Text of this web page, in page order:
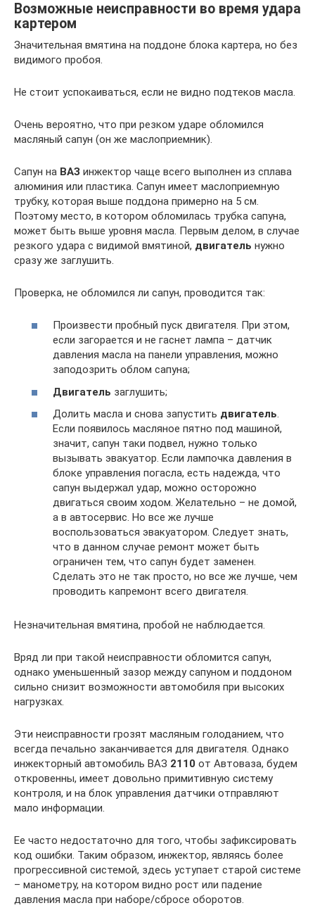
Возможные неисправности во время удара
картером
Значительная вмятина на поддоне блока картера, но без
видимого пробоя.
Не стоит успокаиваться, если не видно подтеков масла.
Очень вероятно, что при резком ударе обломился
масляный сапун (он же маслоприемник).
Сапун на ВАЗ инжектор чаще всего выполнен из сплава
алюминия или пластика. Сапун имеет маслоприемную
трубку, которая выше поддона примерно на 5 см.
Поэтому место, в котором обломилась трубка сапуна,
может быть выше уровня масла. Первым делом, в случае
резкого удара с видимой вмятиной, двигатель нужно
сразу же заглушить.
Проверка, не обломился ли сапун, проводится так:
Произвести пробный пуск двигателя. При этом,
если загорается и не гаснет лампа – датчик
давления масла на панели управления, можно
заподозрить облом сапуна;
Двигатель заглушить;
Долить масла и снова запустить двигатель.
Если появилось масляное пятно под машиной,
значит, сапун таки подвел, нужно только
вызывать эвакуатор. Если лампочка давления в
блоке управления погасла, есть надежда, что
сапун выдержал удар, можно осторожно
двигаться своим ходом. Желательно – не домой,
а в автосервис. Но все же лучше
воспользоваться эвакуатором. Следует знать,
что в данном случае ремонт может быть
ограничен тем, что сапун будет заменен.
Сделать это не так просто, но все же лучше, чем
проводить капремонт всего двигателя.
Незначительная вмятина, пробой не наблюдается.
Вряд ли при такой неисправности обломится сапун,
однако уменьшенный зазор между сапуном и поддоном
сильно снизит возможности автомобиля при высоких
нагрузках.
Эти неисправности грозят масляным голоданием, что
всегда печально заканчивается для двигателя. Однако
инжекторный автомобиль ВАЗ 2110 от Автоваза, будем
откровенны, имеет довольно примитивную систему
контроля, и на блок управления датчики отправляют
мало информации.
Ее часто недостаточно для того, чтобы зафиксировать
код ошибки. Таким образом, инжектор, являясь более
прогрессивной системой, здесь уступает старой системе
– манометру, на котором видно рост или падение
давления масла при наборе/сбросе оборотов.